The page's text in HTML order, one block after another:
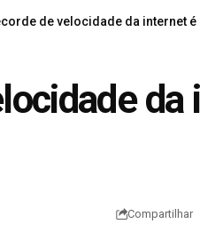
de velocidade da internet
da
Compartilhar